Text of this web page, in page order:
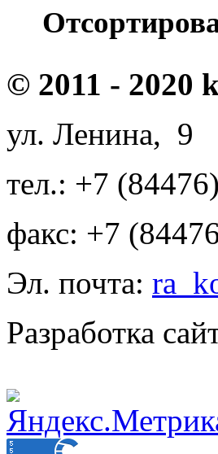
© 2011 - 2020
ул. Ленина, 9
тел.: +7
факс: +7
Эл. почта:
Разработка